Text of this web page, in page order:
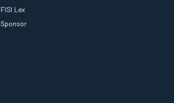
FISI Lex
Sponsor